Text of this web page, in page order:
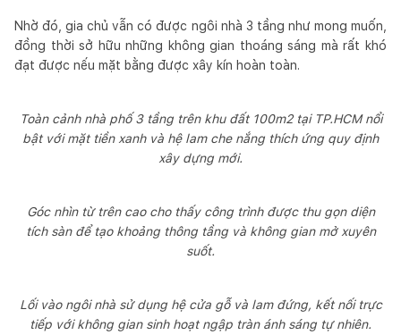
Nhờ đó, gia chủ vẫn có được ngôi nhà 3 tầng như mong muốn,
đồng thời sở hữu những không gian thoáng sáng mà rất khó
đạt được nếu mặt bằng được xây kín hoàn toàn.
Toàn cảnh nhà phố 3 tầng trên khu đất 100m2 tại TP.HCM nổi
bật với mặt tiền xanh và hệ lam che nắng thích ứng quy định
xây dựng mới.
Góc nhìn từ trên cao cho thấy công trình được thu gọn diện
tích sàn để tạo khoảng thông tầng và không gian mở xuyên
suốt.
Lối vào ngôi nhà sử dụng hệ cửa gỗ và lam đứng, kết nối trực
tiếp với không gian sinh hoạt ngập tràn ánh sáng tự nhiên.